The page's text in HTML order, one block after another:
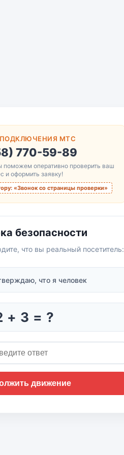
МТС
770-59-89
оперативно проверить ваш
и оформить заявку!
«Звонок со страницы проверки»
безопасности
что вы реальный посетитель:
что я человек
+ 3 = ?
движение